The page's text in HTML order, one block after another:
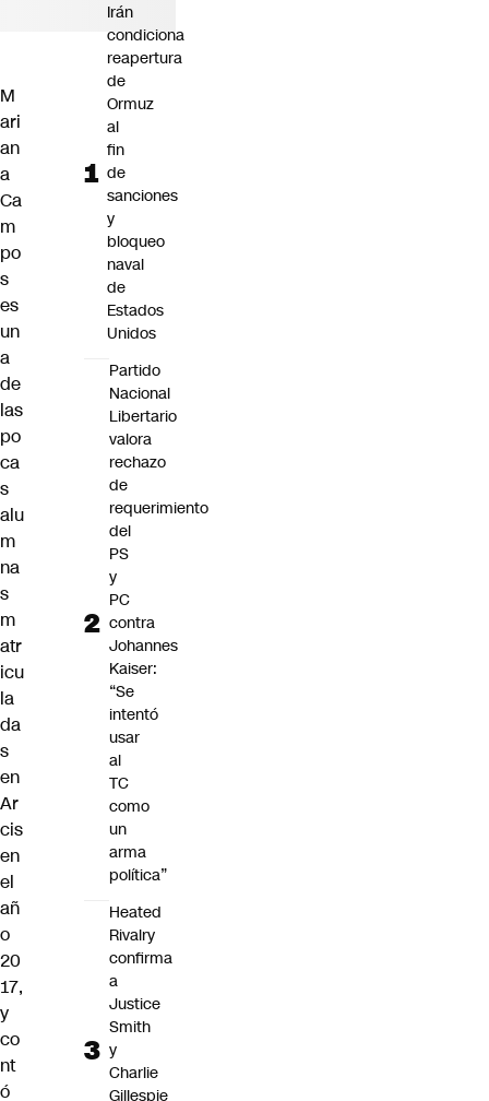
M
ari
an
a
Ca
m
po
s
es
un
a
de
las
po
ca
s
alu
m
na
s
m
atr
icu
la
da
s
en
Ar
cis
en
el
añ
o
20
17,
y
co
nt
ó
Irán
condiciona
reapertura
de
Ormuz
al
fin
de
sanciones
y
bloqueo
naval
de
Estados
Unidos
Partido
Nacional
Libertario
valora
rechazo
de
requerimiento
del
PS
y
PC
contra
Johannes
Kaiser:
“Se
intentó
usar
al
TC
como
un
arma
política”
Heated
Rivalry
confirma
a
Justice
Smith
y
Charlie
Gillespie